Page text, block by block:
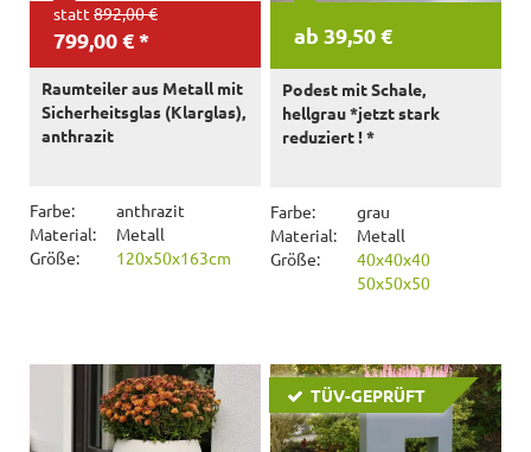
statt 892,00 €
799,00 € *
Raumteiler aus Metall mit
Sicherheitsglas (Klarglas),
anthrazit
Farbe:
anthrazit
Material:
Metall
Größe:
120x50x163cm
ab 39,50 €
Podest mit Schale,
hellgrau *jetzt stark
reduziert ! *
Farbe:
grau
Material:
Metall
Größe:
40x40x40
50x50x50
TÜV-GEPRÜFT